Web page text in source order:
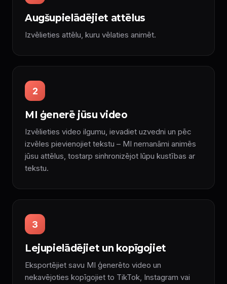
Augšupielādējiet attēlus
Izvēlieties attēlu, kuru vēlaties animēt.
2
MI ģenerē jūsu video
Izvēlieties video ilgumu, ievadiet uzvedni un pēc
izvēles pievienojiet tekstu – MI nemanāmi animēs
jūsu attēlus, tostarp sinhronizējot lūpu kustības ar
tekstu.
3
Lejupielādējiet un kopīgojiet
Eksportējiet savu MI ģenerēto video un
nekavējoties kopīgojiet to TikTok, Instagram vai